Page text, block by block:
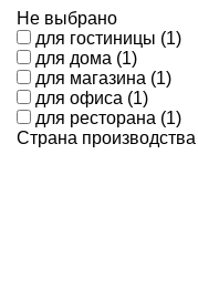
Не выбрано
для гостиницы (1)
для дома (1)
для магазина (1)
для офиса (1)
для ресторана (1)
Страна производства